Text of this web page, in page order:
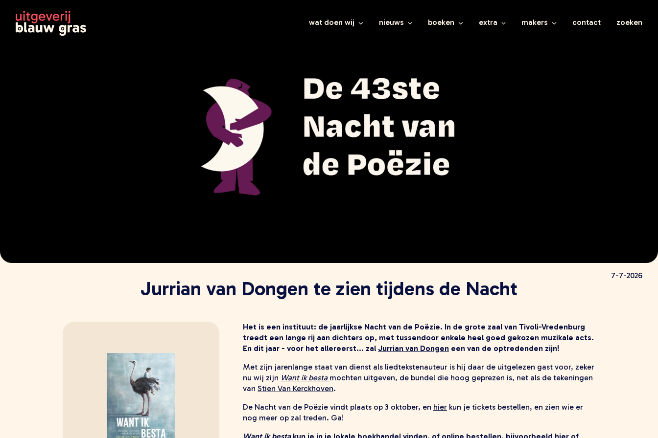
wat doen wij
nieuws
evenementen
boeken
volwassenen
verwacht
extra
makers
contact zoeken
7-7-2026
Jurrian van Dongen te zien tijdens de Nacht
Het is een instituut: de jaarlijkse Nacht van de Poëzie. In de grote zaal van Tivoli-Vredenburg
treedt een lange rij aan dichters op, met tussendoor enkele heel goed gekozen muzikale acts.
En dit jaar - voor het allereerst... zal Jurrian van Dongen een van de optredenden zijn!
Met zijn jarenlange staat van dienst als liedtekstenauteur is hij daar de uitgelezen gast voor, zeker
nu wij zijn Want ik besta mochten uitgeven, de bundel die hoog geprezen is, net als de tekeningen
van Stien Van Kerckhoven.
De Nacht van de Poëzie vindt plaats op 3 oktober, en hier kun je tickets bestellen, en zien wie er
nog meer op zal treden. Ga!
Want ik bestakun je in je lokale boekhandel vinden, of online bestellen, bijvoorbeeld hier of